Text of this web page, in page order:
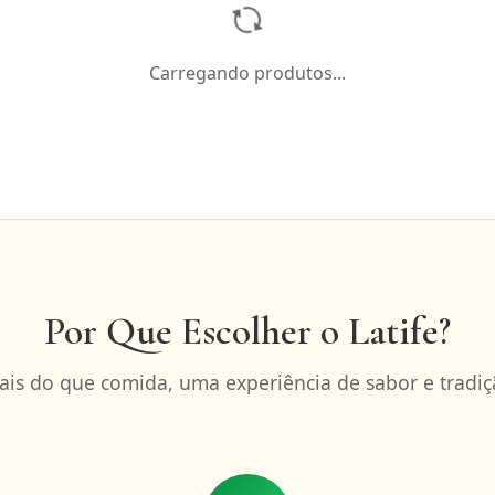
Carregando produtos...
Por Que Escolher o Latife?
do que comida, uma experiência de sabor e